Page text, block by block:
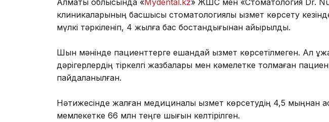
Алматы облысында «Mydental.kz» ЖШС мен «Стоматология Dr.
клиникаларының басшысы стоматологиялық қызмет көрсету
мүлкі тәркіленіп, 4 жылға бас бостандығынан айырылды.
Шын мәнінде пациенттерге ешқандай қызмет көрсетілмеген. Ал
дәрігерлердің тіркелгі жазбалары мен кәмелетке толмаған
пайдаланылған.
Нәтижесінде жалған медициналық қызмет көрсетудің 4,5 мыңнан
мемлекетке 66 млн теңге шығын келтірілген.